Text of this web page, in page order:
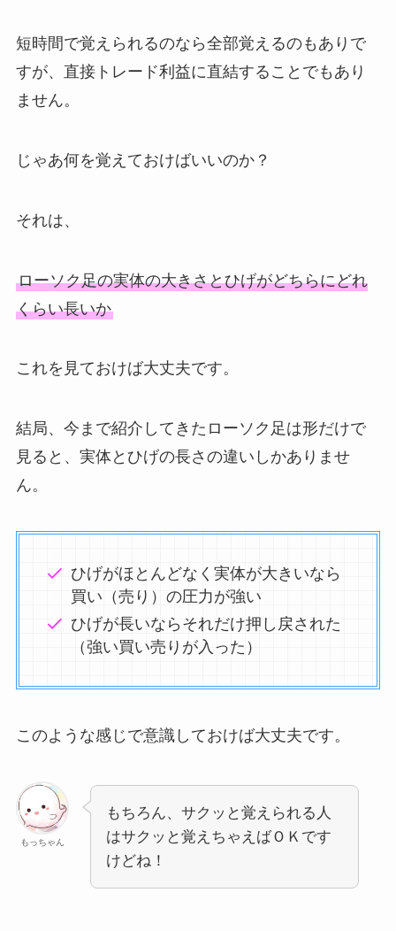
短時間で覚えられるのなら全部覚えるのもありで
すが、直接トレード利益に直結することでもあり
ません。
じゃあ何を覚えておけばいいのか？
それは、
ローソク足の実体の大きさとひげがどちらにどれ
くらい長いか
これを見ておけば大丈夫です。
結局、今まで紹介してきたローソク足は形だけで
見ると、実体とひげの長さの違いしかありませ
ん。
ひげがほとんどなく実体が大きいなら
買い（売り）の圧力が強い
ひげが長いならそれだけ押し戻された
（強い買い売りが入った）
このような感じで意識しておけば大丈夫です。
もっちゃん
もちろん、サクッと覚えられる人
はサクッと覚えちゃえばＯＫです
けどね！